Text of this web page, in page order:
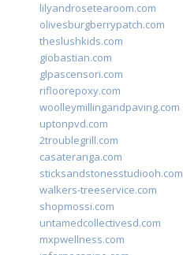
lilyandrosetearoom.com
olivesburgberrypatch.com
theslushkids.com
giobastian.com
glpascensori.com
rifloorepoxy.com
woolleymillingandpaving.com
uptonpvd.com
2troublegrill.com
casateranga.com
sticksandstonesstudiooh.com
walkers-treeservice.com
shopmossi.com
untamedcollectivesd.com
mxpwellness.com